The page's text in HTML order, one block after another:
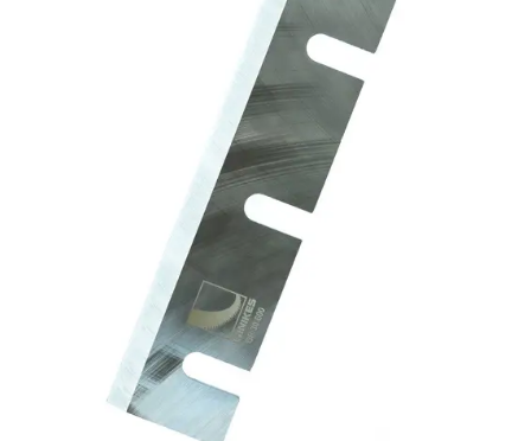
Lamina serra fita estiletada para madeira
Luva pigmentada branca
Luva pigmentada preta
Luva pigmentada preta ncm
Luva pigmentada preta preço